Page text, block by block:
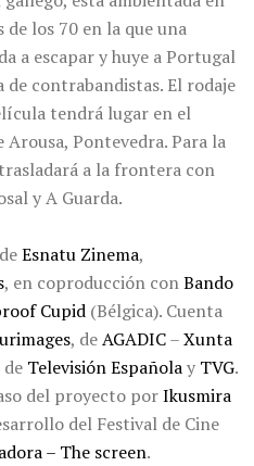
los 70 en la que una
a escapar y huye a Portugal
contrabandistas. El rodaje
tendrá lugar en el
Pontevedra. Para la
a la frontera con
y A Guarda.
Esnatu Zinema,
, en coproducción conBando
Cupid (Bélgica). Cuenta
, deAGADIC–Xunta
Televisión Españolay TVG.
del proyecto porIkusmira
del Festival de Cine
– The screen.